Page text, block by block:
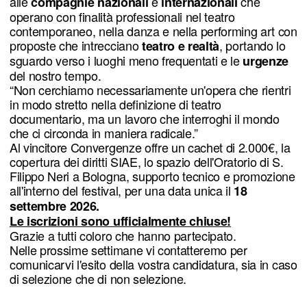
operano con finalità professionali nel teatro
contemporaneo, nella danza e nella performing art con
proposte che intreccianoteatro e realtà, portando lo
sguardo verso i luoghi meno frequentati e leurgenze
del nostro tempo.
“Non cerchiamo necessariamente un'opera che rientri
in modo stretto nella definizione di teatro
documentario, ma un lavoro che interroghi il mondo
che ci circonda in maniera radicale.”
Al vincitore Convergenze offre un cachet di 2.000€, la
copertura dei diritti SIAE, lo spazio dell'Oratorio di S.
Filippo Neri a Bologna, supporto tecnico e promozione
all'interno del festival, per una data unica il18
settembre 2026.
Le iscrizioni sono ufficialmente chiuse!
Grazie a tutti coloro che hanno partecipato.
Nelle prossime settimane vi contatteremo per
comunicarvi l'esito della vostra candidatura, sia in caso
di selezione che di non selezione.